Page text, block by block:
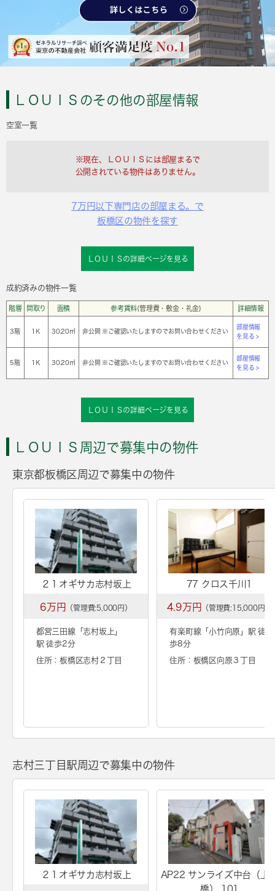
ＬＯＵＩＳのその他の部屋情報
空室一覧
※現在、ＬＯＵＩＳには部屋まるで
公開されている物件はありません。
7万円以下専門店の部屋まる。で
板橋区の物件を探す
ＬＯＵＩＳの詳細ページを見る
成約済みの物件一覧
階層 間取り 面積 参考賃料(管理費・敷金・礼金) 詳細情報
3階 1Ｋ 30.20㎡ 非公開 ※ご確認いたしますのでお問い合わせください
部屋情報
を見る >
5階 1Ｋ 30.20㎡ 非公開 ※ご確認いたしますのでお問い合わせください
部屋情報
を見る >
ＬＯＵＩＳの詳細ページを見る
ＬＯＵＩＳ周辺で募集中の物件
東京都板橋区周辺で募集中の物件
２１オギサカ志村坂上
6万円 （管理費:5,000円）
都営三田線「 志村坂上 」
駅 徒歩2分
住所：板橋区志村２丁目
77 クロス千川1
4.9万円 （管理費:15,000円）
有楽町線「小竹向原 」駅 徒
歩8分
住所：板橋区向原３丁目
志村三丁目駅周辺で募集中の物件
２１オギサカ志村坂上
AP22 サンライズ中台（上
橋） 101